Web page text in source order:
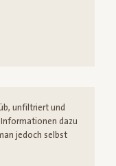
unfiltriert und
dazu
jedoch selbst